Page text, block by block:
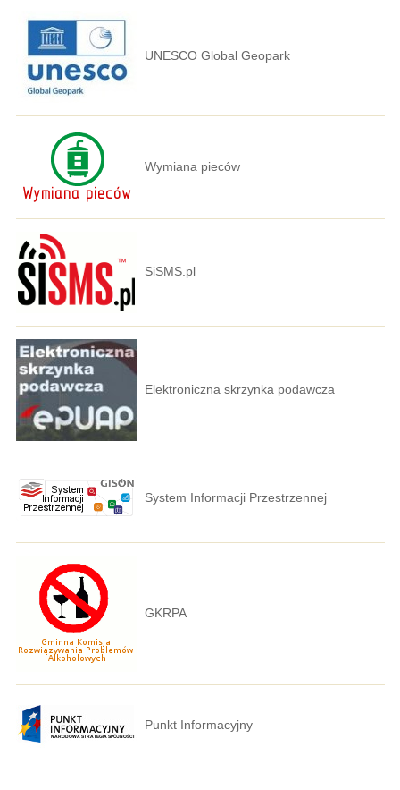
UNESCO Global Geopark
Wymiana pieców
SiSMS.pl
Elektroniczna skrzynka podawcza
System Informacji Przestrzennej
GKRPA
Punkt Informacyjny